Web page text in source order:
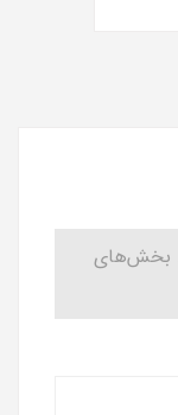
بخش‌های